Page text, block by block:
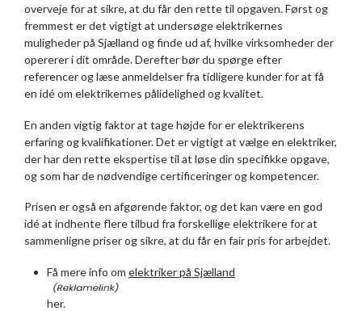
overveje for at sikre, at du får den rette til opgaven. Først og
fremmest er det vigtigt at undersøge elektrikernes
muligheder på Sjælland og finde ud af, hvilke virksomheder der
opererer i dit område. Derefter bør du spørge efter
referencer og læse anmeldelser fra tidligere kunder for at få
en idé om elektrikernes pålidelighed og kvalitet.
En anden vigtig faktor at tage højde for er elektrikerens
erfaring og kvalifikationer. Det er vigtigt at vælge en elektriker,
der har den rette ekspertise til at løse din specifikke opgave,
og som har de nødvendige certificeringer og kompetencer.
Prisen er også en afgørende faktor, og det kan være en god
idé at indhente flere tilbud fra forskellige elektrikere for at
sammenligne priser og sikre, at du får en fair pris for arbejdet.
Få mere info om elektriker på Sjælland
her.